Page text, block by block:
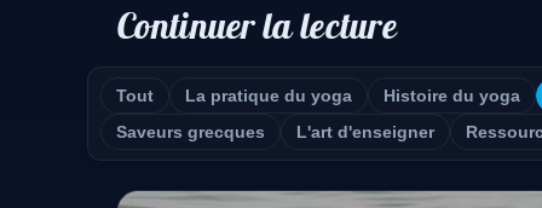
Continuer la lecture
Tout La pratique du yoga
Histoire du yoga
Saveurs grecques
L'art d'enseigner